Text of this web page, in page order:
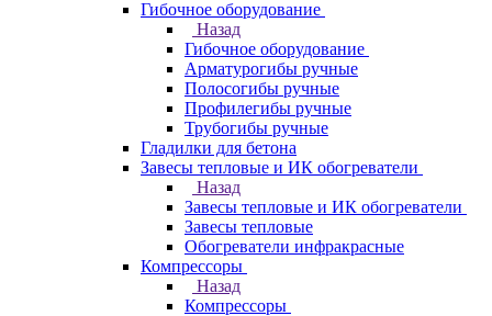
Гибочное оборудование
Назад
Гибочное оборудование
Арматурогибы ручные
Полосогибы ручные
Профилегибы ручные
Трубогибы ручные
Гладилки для бетона
Завесы тепловые и ИК обогреватели
Назад
Завесы тепловые и ИК обогреватели
Завесы тепловые
Обогреватели инфракрасные
Компрессоры
Назад
Компрессоры